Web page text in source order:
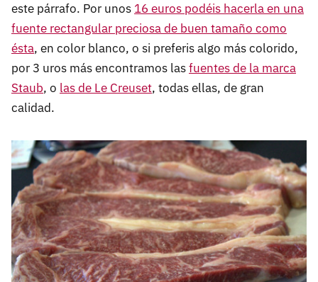
este párrafo. Por unos 16 euros podéis hacerla en una
fuente rectangular preciosa de buen tamaño como
ésta, en color blanco, o si preferis algo más colorido,
por 3 uros más encontramos lasfuentes de la marca
Staub, o las de Le Creuset, todas ellas, de gran
calidad.